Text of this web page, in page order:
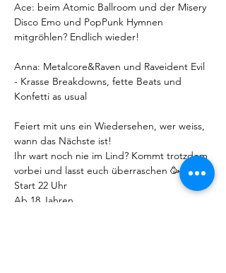
Ace: beim Atomic Ballroom und der Misery
Disco Emo und PopPunk Hymnen
mitgröhlen? Endlich wieder!
Anna: Metalcore&Raven und Raveident Evil
- Krasse Breakdowns, fette Beats und
Konfetti as usual
Feiert mit uns ein Wiedersehen, wer weiss,
wann das Nächste ist!
Ihr wart noch nie im Lind? Kommt trotzdem
vorbei und lasst euch überraschen 🥳
Start 22 Uhr
Ab 18 Jahren